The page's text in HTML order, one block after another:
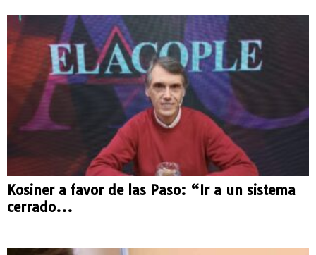
Kosiner a favor de las Paso: “Ir a un sistema
cerrado...